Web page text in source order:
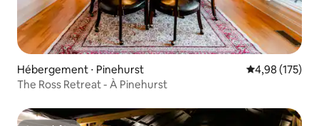
Hébergement ⋅ Pinehurst Évaluation
4,98 (175)
The Ross Retreat - À Pinehurst